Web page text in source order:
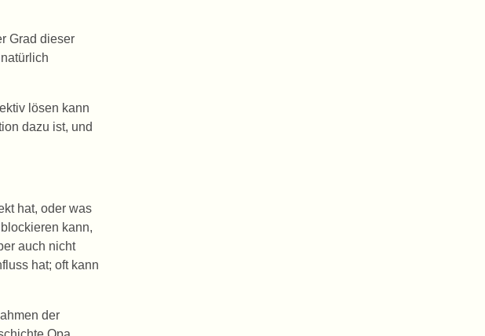
Grad dieser
lösen kann
dazu ist, und
hat, oder was
kann,
auch nicht
hat; oft kann
der